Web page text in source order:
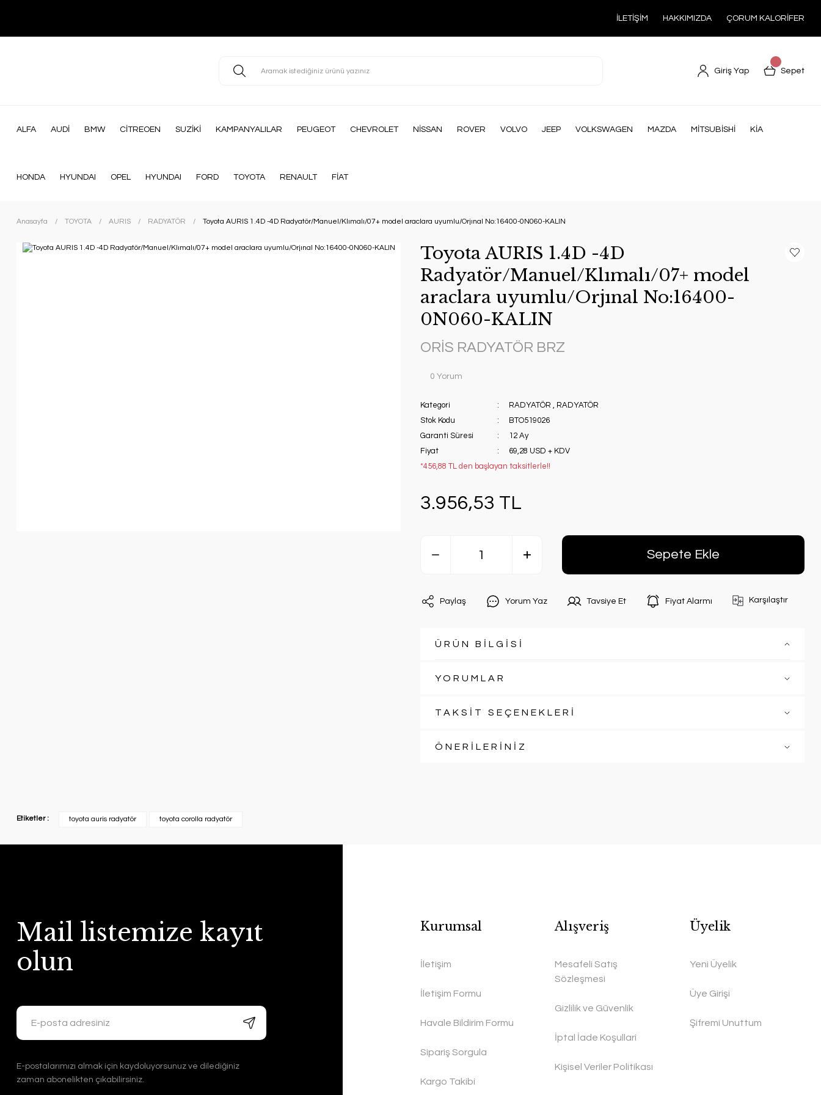
İLETİŞİM HAKKIMIZDA ÇORUM KALORİFER
Giriş Yap Sepet
ALFA AUDİ BMW CİTREOEN SUZİKİ KAMPANYALILAR PEUGEOT CHEVROLET NİSSAN ROVER VOLVO JEEP VOLKSWAGEN MAZDA MİTSUBİSHİ KİA
HONDA HYUNDAI OPEL HYUNDAI FORD TOYOTA RENAULT FİAT
Anasayfa TOYOTA AURIS RADYATÖR Toyota AURIS 1.4D -4D Radyatör/Manuel/Klımalı/07+ model araclara uyumlu/Orjınal No:16400-0N060-KALIN
Toyota AURIS 1.4D -4D
Radyatör/Manuel/Klımalı/07+ model
araclara uyumlu/Orjınal No:16400-
0N060-KALIN
ORİS RADYATÖR BRZ
0 Yorum
Kategori RADYATÖR , RADYATÖR
Stok Kodu
BTO519026
Garanti Süresi
12 Ay
Fiyat
69,28 USD + KDV
*456,88 TL den başlayan taksitlerle!!
3.956,53 TL
Sepete Ekle
Paylaş Yorum Yaz Tavsiye Et Fiyat Alarmı Karşılaştır
ÜRÜN BİLGİSİ
YORUMLAR
TAKSİT SEÇENEKLERİ
ÖNERİLERİNİZ
Etiketler : toyota auris radyatör toyota corolla radyatör
Mail listemize kayıt
olun
E-postalarımızı almak için kaydoluyorsunuz ve dilediğiniz
zaman abonelikten çıkabilirsiniz.
Kurumsal
İletişim
İletişim Formu
Havale Bildirim Formu
Sipariş Sorgula
Kargo Takibi
Alışveriş
Mesafeli Satış
Sözleşmesi
Gizlilik ve Güvenlik
İptal İade Koşullari
Kişisel Veriler Politikası
Üyelik
Yeni Üyelik
Üye Girişi
Şifremi Unuttum